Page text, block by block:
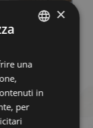
ENGLISH
FRENCH
×
una
in
per